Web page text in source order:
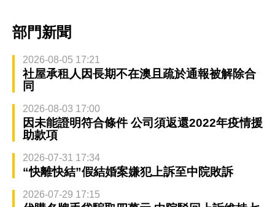
部門新聞
2026-08-05 17:21
社屋承租人因長期不在澳且疏於通報被解除合
同
2026-08-03 17:00
因未能證明符合條件 公司須返還2022年疫情援
助款項
2026-07-31 17:34
“快離快結”假結婚案嫌犯上訴至中院敗訴
2026-07-29 17:15